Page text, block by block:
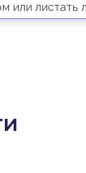
или